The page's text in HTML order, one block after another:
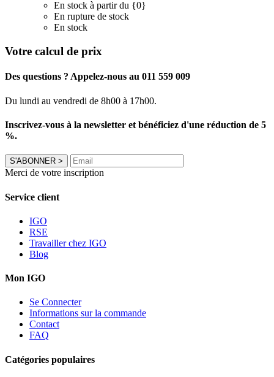
En stock à partir du {0}
En rupture de stock
En stock
Votre calcul de prix
Des questions ? Appelez-nous au 011 559 009
Du lundi au vendredi de 8h00 à 17h00.
Inscrivez-vous à la newsletter et bénéficiez d'une réduction de 5
%.
S'ABONNER >
Merci de votre inscription
Service client
IGO
RSE
Travailler chez IGO
Blog
Mon IGO
Se Connecter
Informations sur la commande
Contact
FAQ
Catégories populaires